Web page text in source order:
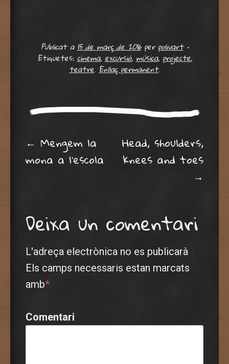
Publicat a15 de març de 2016perpolivart •
Etiquetes:cinema,excursió,música,projecte,
teatre. Enllaç permanent.
Post navigation
← Mengem la
mona a l’escola
Head, shoulders,
knees and toes
→
Deixa un comentari
L'adreça electrònica no es publicarà
Els camps necessaris estan marcats
amb*
Comentari